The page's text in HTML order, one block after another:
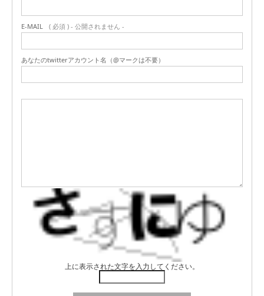
E-MAIL ( 必須 ) - 公開されません -
あなたのtwitterアカウント名（@マークは不要）
上に表示された文字を入力してください。